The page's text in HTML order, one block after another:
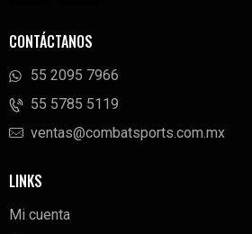
CONTÁCTANOS
55 2095 7966
‭55 5785 5119‬
ventas@combatsports.com.mx
LINKS
Mi cuenta